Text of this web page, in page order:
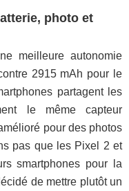
photo et
meilleure autonomie
2915 mAh pour le
partagent les
le même capteur
pour des photos
pas que les Pixel 2 et
smartphones pour la
de mettre plutôt un